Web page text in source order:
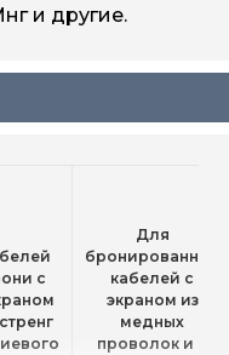
и другие.
с
Для
бронированных
кабелей с
экраном из
медных
проволок и с